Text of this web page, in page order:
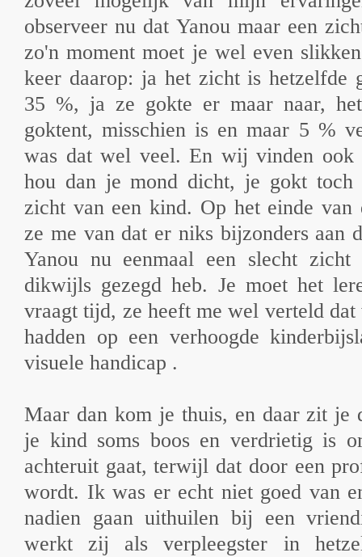
observeer nu dat Yanou maar een
zo'n moment moet je wel even
keer daarop: ja het zicht is hetzelfde
35 %, ja ze gokte er maar naar,
goktent, misschien is en maar 5 %
was dat wel veel. En wij vinden ook
hou dan je mond dicht, je gokt toch
zicht van een kind. Op het einde van
ze me van dat er niks bijzonders aan
Yanou nu eenmaal een slecht
dikwijls gezegd heb. Je moet het
vraagt tijd, ze heeft me wel verteld dat
hadden op een verhoogde
visuele handicap .
Maar dan kom je thuis, en daar zit je
je kind soms boos en verdrietig is
achteruit gaat, terwijl dat door een
wordt. Ik was er echt niet goed van
nadien gaan uithuilen bij een
werkt zij als verpleegster in